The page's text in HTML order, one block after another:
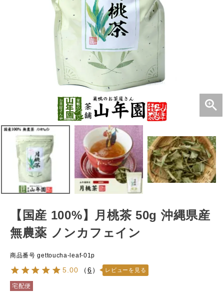
【国産 100%】月桃茶 50g 沖縄県産
無農薬 ノンカフェイン
商品番号 gettoucha-leaf-01p
5.00 （6） レビューを見る
宅配便